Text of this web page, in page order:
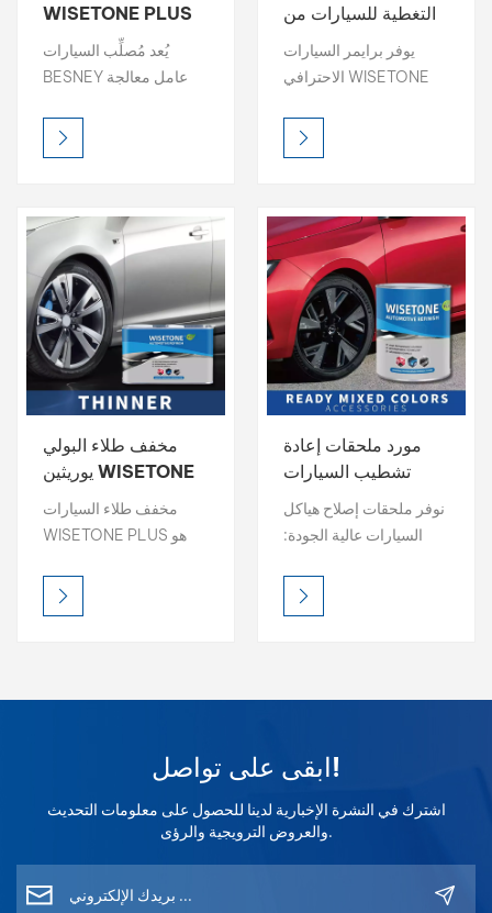
WISETONE PLUS
عالي المحتوى الصلب
ومقوي مضاد للاصفرار
يُعد مُصلِّب السيارات
BESNEY عامل معالجة
استثنائية ومتانة وحماية
مضادة للاصفرار لطلاءات
التغطية للسيارات من
WISETONE PLUS
يوفر برايمر السيارات
الاحترافي WISETONE
للسطح بتغطية عالية،
وقدرة تعبئة قوية، وسرعة
ناعمة، مما يُحسّن الالتصاق
وجودة التشطيب العامة
للطبقة العلوية. صُمم هذا
البرايمر للاستخدام
الاحترافي، ليوفر أساسًا
مخفف طلاء البولي
يوريثين WISETONE
PLUS 2K مخفف قوي
للمذيبات
مخفف طلاء السيارات
WISETONE PLUS هو
لتحسين تدفق الطلاء
وتسويته وتطبيقه في إعادة
اقتصاديًا، سواءً في
التطبيقات المهنية أو
مورد ملحقات إعادة
تشطيب السيارات
الاحترافي
WISETONE PLUS
نوفر ملحقات إصلاح هياكل
السيارات عالية الجودة:
شفاف، مزيل شحوم،
رابط 1K، وغيرها. نضمن لك
ابقى على تواصل!
اشترك في النشرة الإخبارية لدينا للحصول على معلومات التحديث
والعروض الترويجية والرؤى.